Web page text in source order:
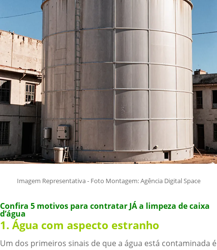
Imagem Representativa - Foto Montagem: Agência Digital Space
Confira 5 motivos para contratar JÁ a limpeza de caixa
d’água
1. Água com aspecto estranho
Um dos primeiros sinais de que a água está contaminada é